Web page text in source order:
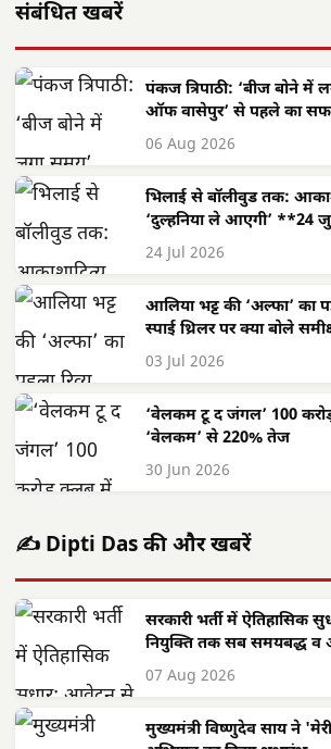
संबंधित खबरें
पंकज त्रिपाठी: ‘बीज बोने में
ऑफ वासेपुर’ से पहले का
06 Aug 2026
भिलाई से बॉलीवुड तक:
‘दुल्हनिया ले आएगी’ **24
24 Jul 2026
आलिया भट्ट की ‘अल्फा’ का
स्पाई थ्रिलर पर क्या बोले
03 Jul 2026
‘वेलकम टू द जंगल’ 100
‘वेलकम’ से 220% तेज
30 Jun 2026
✍️ Dipti Das की और खबरें
सरकारी भर्ती में ऐतिहासिक
नियुक्ति तक सब समयबद्ध
07 Aug 2026
मुख्यमंत्री विष्णुदेव साय ने